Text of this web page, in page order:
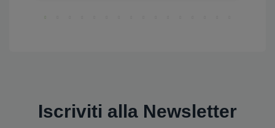
Iscriviti alla Newsletter